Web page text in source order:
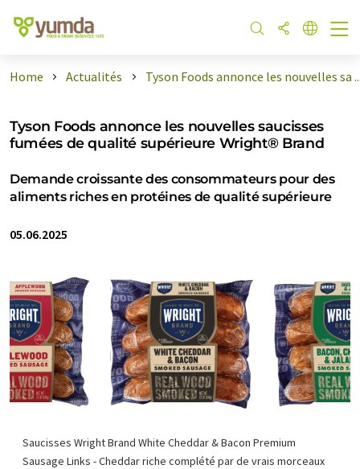
Home Actualités Tyson Foods annonce les nouvelles sa
Tyson Foods annonce les nouvelles saucisses
fumées de qualité supérieure Wright® Brand
Demande croissante des consommateurs pour des
aliments riches en protéines de qualité supérieure
05.06.2025
Saucisses Wright Brand White Cheddar & Bacon Premium
Sausage Links - Cheddar riche complété par de vrais morceaux